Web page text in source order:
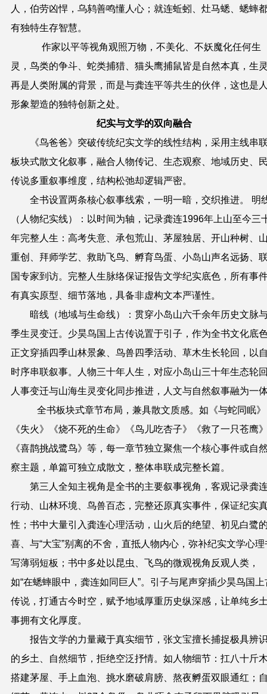
人，伯劳凶悍，乌鸫善鸣懂人心；就连蚯蚓、灶马蟋、蟋蟀
有独特生存智慧。
作家以平等视角观照万物，不美化、不妖魔化任何生
灵，鸟类的争斗、蛇类捕猎、猫头鹰捕鼠皆是自然本真，生
再是人类附属的背景，而是与龚连平等共生的伙伴，这也是
形象塑造的独特创新之处。
纪实与文学的双向融合
《鸟爸爸》突破传统纪实文学的线性结构，采用主线串
板块式散文化叙事，融合人物传记、生态观察、地域历史、
传说多重叙事维度，结构松弛却逻辑严密。
全书设置两条核心叙事线索，一明一暗，交织推进。 明
（人物纪实线）：以时间为轴，记录龚连1996年上山至今三
年完整人生：高考失意、承包荒山、茅屋独居、开山种树、
重创、拜师学艺、救助飞鸟、孵育鸟蛋、小岛山声名远扬、
国专家到访。完整人生脉络保证报告文学纪实底色，所有事
有真实原型、细节落地，具备非虚构文本严谨性。
暗线（地域与生命线）：贯穿小岛山六千余年历史文脉
季生灵变迁。少昊鸟国上古传说置于引子，作为全书文化底
正文穿插四季山林景象、鸟兽四季活动、草木生长轮回，以
时序串联叙事。人物三十年人生，对应小岛山三十年生态轮
人事变迁与山海生灵变化同步推进，人文与自然叙事融为一
全书板块式章节布局，兼具散文质感。 如《与蛇同眠》
《失火》《烧不死的生命》《鸟儿吃杏子》《救了一只苍鹰
《喜鹊挑战鹭鸟》等，每一章节独立聚焦一个核心事件或自
察主题，单篇可独立成散文，整体串联成完整长篇。
第三人全知主视角是全书的主要叙事视角，客观记录龚
行动、山林环境、鸟兽百态，完整还原真实事件，保证纪实
性；书中大量引入龚连心理活动，山火后的绝望、初见白鹭
喜、与“大宝”别离的不舍，直抵人物内心，弥补纪实文学心理
写薄弱短板；书中多处以昆虫、飞鸟的微观视角反观人类，
如“在蟋蟀眼中，龚连如同巨人 ”。引子与尾声穿插少昊鸟国上
传说，打通古今时空，赋予地域厚重历史纵深感，让单纯乡
事拥有文化厚度。
报告文学的力量藏于真实细节，张文宝擅长捕捉极具辨
的乡土、自然细节，拒绝空泛抒情。如人物细节：扛八十斤
搭建茅屋、手上血泡、挑水磨破肩膀、熬夜孵蛋双眼通红；